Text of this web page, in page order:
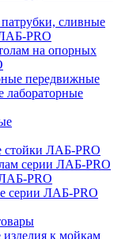
сливные
PRO
на опорных
передвижные
лабораторные
стойки ЛАБ-PRO
серии ЛАБ-PRO
PRO
серии ЛАБ-PRO
к мойкам